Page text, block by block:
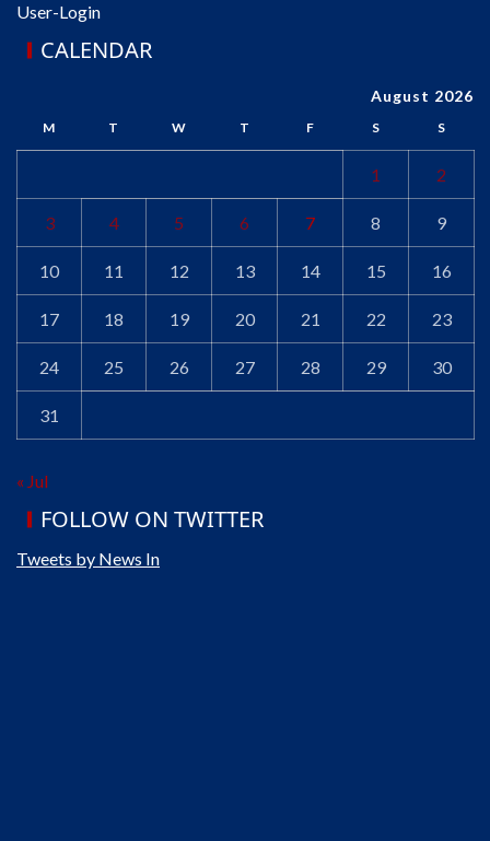
User-Login
CALENDAR
August 2026
M T W T F S S
1 2
3 4 5 6 7 8 9
10 11 12 13 14 15 16
17 18 19 20 21 22 23
24 25 26 27 28 29 30
31
« Jul
FOLLOW ON TWITTER
Tweets by News In